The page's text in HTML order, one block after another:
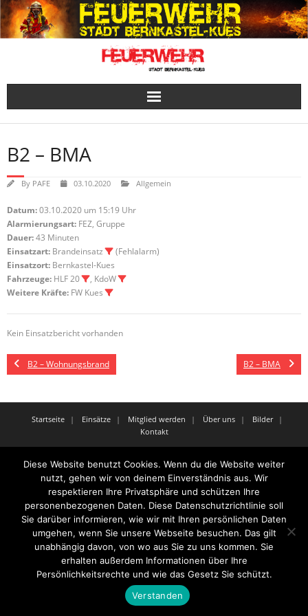
Skip
to
content
B2 – BMA
By PAFE 03.10.2020 Allgemein
Datum:03.10.2020 um 15:19 Uhr
Alarmierungsart: FEZ, Gruppe
Dauer:43 Minuten
Einsatzart: Brandeinsatz
(Fehlalarm)
Einsatzort: Bernkastel-Kues
Fahrzeuge: HLF 20
, KdoW
Weitere Kräfte: FW Kues
Kein Einsatzbericht vorhanden
B2 – Wohnungsbrand B2 – BMA
Startseite Einsätze Mitglied werden Über uns
Bilder
Kontakt
Theme byThink Up Themes Ltd. Powered byWordPress.
Diese Website benutzt Cookies. Wenn du die Website weiter
nutzt, gehen wir von deinem Einverständnis aus. Wir
respektieren Ihre Privatsphäre und schützen Ihre
personenbezogenen Daten. Diese Datenschutzrichtlinie soll
Sie darüber informieren, wie wir mit Ihren persönlichen Daten
umgehen, wenn Sie unsere Webseite besuchen. Das gilt
unabhängig davon, von wo aus Sie zu uns kommen. Sie
erhalten außerdem Informationen über Ihre
Persönlichkeitsrechte und wie das Gesetz Sie schützt.
Verstanden